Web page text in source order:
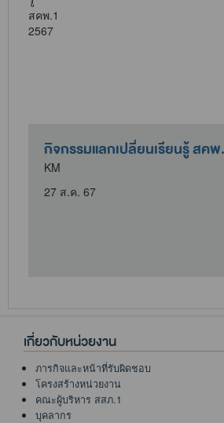
กิจกรรมแลกเปลี่ยนเรียนรู้ สค
KM
27 ส.ค. 67
เกี่ยวกับหน่วยงาน
ภารกิจและหน้าที่รับผิดชอบ
โครงสร้างหน่วยงาน
คณะผู้บริหาร สสภ.1
บุคลากร